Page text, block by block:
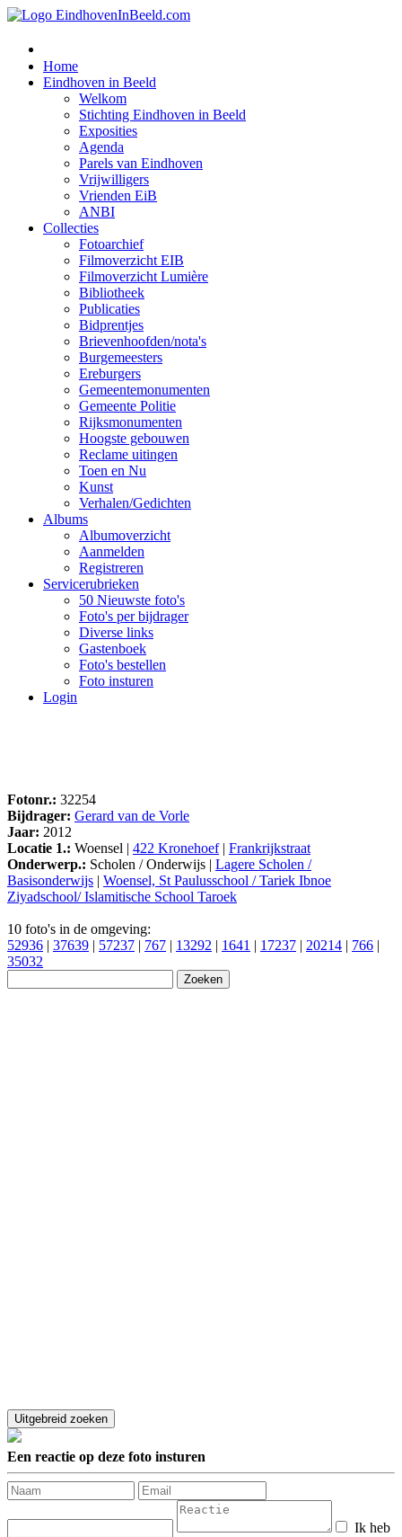
Home
Eindhoven in Beeld
Welkom
Stichting Eindhoven in Beeld
Exposities
Agenda
Parels van Eindhoven
Vrijwilligers
Vrienden EiB
ANBI
Collecties
Fotoarchief
Filmoverzicht EIB
Filmoverzicht Lumière
Bibliotheek
Publicaties
Bidprentjes
Brievenhoofden/nota's
Burgemeesters
Ereburgers
Gemeentemonumenten
Gemeente Politie
Rijksmonumenten
Hoogste gebouwen
Reclame uitingen
Toen en Nu
Kunst
Verhalen/Gedichten
Albums
Albumoverzicht
Aanmelden
Registreren
Servicerubrieken
50 Nieuwste foto's
Foto's per bijdrager
Diverse links
Gastenboek
Foto's bestellen
Foto insturen
Login
Fotonr.: 32254
Bijdrager: Gerard van de Vorle
Jaar: 2012
Locatie 1.: Woensel | 422 Kronehoef| Frankrijkstraat
Onderwerp.: Scholen / Onderwijs | Lagere Scholen /
Basisonderwijs | Woensel, St Paulusschool / Tariek Ibnoe
Ziyadschool/ Islamitische School Taroek
10 foto's in de omgeving:
52936 | 37639 | 57237 | 767 | 13292 | 1641 | 17237 | 20214 | 766 |
35032
Een reactie op deze foto insturen
Ik heb